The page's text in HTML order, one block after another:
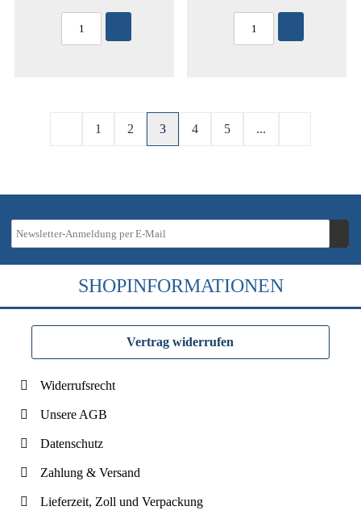
1 2 3 4 5 ...
SHOPINFORMATIONEN
Vertrag widerrufen
Widerrufsrecht
Unsere AGB
Datenschutz
Zahlung & Versand
Lieferzeit, Zoll und Verpackung